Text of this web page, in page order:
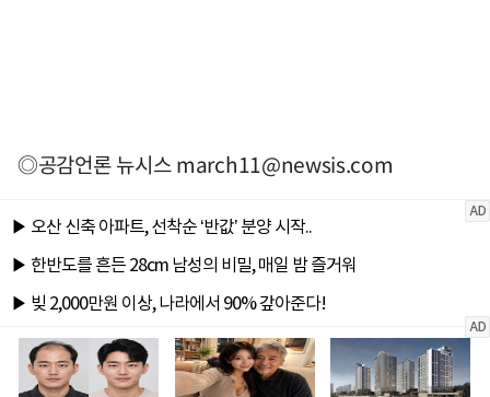
◎공감언론 뉴시스march11@newsis.com